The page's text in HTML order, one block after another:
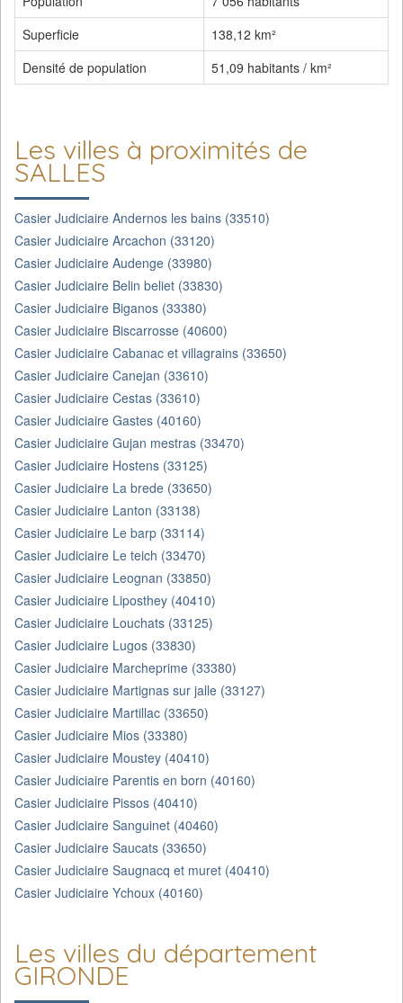
Superficie
138,12 km²
Densité de population
51,09 habitants / km²
Les villes à proximités de
SALLES
Casier Judiciaire Andernos les bains (33510)
Casier Judiciaire Arcachon (33120)
Casier Judiciaire Audenge (33980)
Casier Judiciaire Belin beliet (33830)
Casier Judiciaire Biganos (33380)
Casier Judiciaire Biscarrosse (40600)
Casier Judiciaire Cabanac et villagrains (33650)
Casier Judiciaire Canejan (33610)
Casier Judiciaire Cestas (33610)
Casier Judiciaire Gastes (40160)
Casier Judiciaire Gujan mestras (33470)
Casier Judiciaire Hostens (33125)
Casier Judiciaire La brede (33650)
Casier Judiciaire Lanton (33138)
Casier Judiciaire Le barp (33114)
Casier Judiciaire Le teich (33470)
Casier Judiciaire Leognan (33850)
Casier Judiciaire Liposthey (40410)
Casier Judiciaire Louchats (33125)
Casier Judiciaire Lugos (33830)
Casier Judiciaire Marcheprime (33380)
Casier Judiciaire Martignas sur jalle (33127)
Casier Judiciaire Martillac (33650)
Casier Judiciaire Mios (33380)
Casier Judiciaire Moustey (40410)
Casier Judiciaire Parentis en born (40160)
Casier Judiciaire Pissos (40410)
Casier Judiciaire Sanguinet (40460)
Casier Judiciaire Saucats (33650)
Casier Judiciaire Saugnacq et muret (40410)
Casier Judiciaire Ychoux (40160)
Les villes du département
GIRONDE